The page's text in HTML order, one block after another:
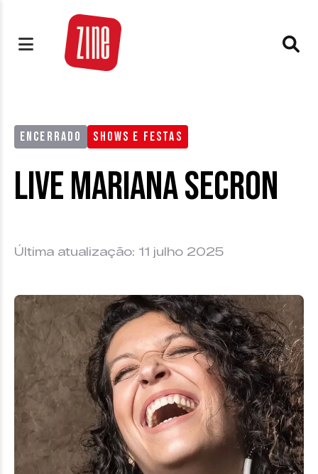
ENCERRADO SHOWS E FESTAS
Live Mariana Secron
Última atualização: 11 julho 2025